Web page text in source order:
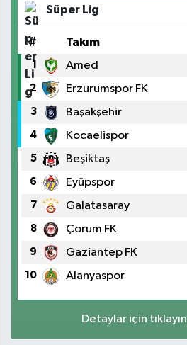
Süper Lig
# Takım
1 Amed
2 Erzurumspor FK
3 Başakşehir
4 Kocaelispor
5 Beşiktaş
6 Eyüpspor
7 Galatasaray
8 Çorum FK
9 Gaziantep FK
10 Alanyaspor
Detaylar için tıklayın